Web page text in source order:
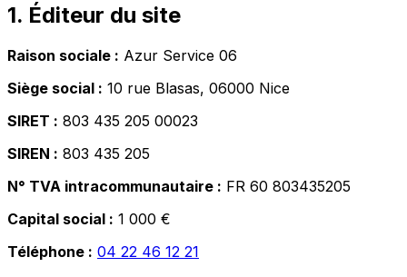
1. Éditeur du site
Raison sociale : Azur Service 06
Siège social : 10 rue Blasas, 06000 Nice
SIRET : 803 435 205 00023
SIREN : 803 435 205
N° TVA intracommunautaire : FR 60 803435205
Capital social : 1 000 €
Téléphone : 04 22 46 12 21